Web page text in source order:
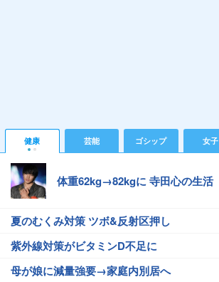
健康 芸能 ゴシップ 女子
体重62kg→82kgに 寺田心の生活
夏のむくみ対策 ツボ&反射区押し
紫外線対策がビタミンD不足に
母が娘に減量強要→家庭内別居へ